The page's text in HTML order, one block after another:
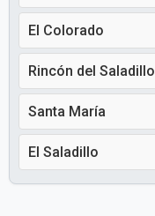
El Colorado
Rincón del Saladillo
Santa María
El Saladillo